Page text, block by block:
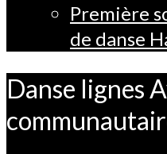
Première
de danse
Danse lignes